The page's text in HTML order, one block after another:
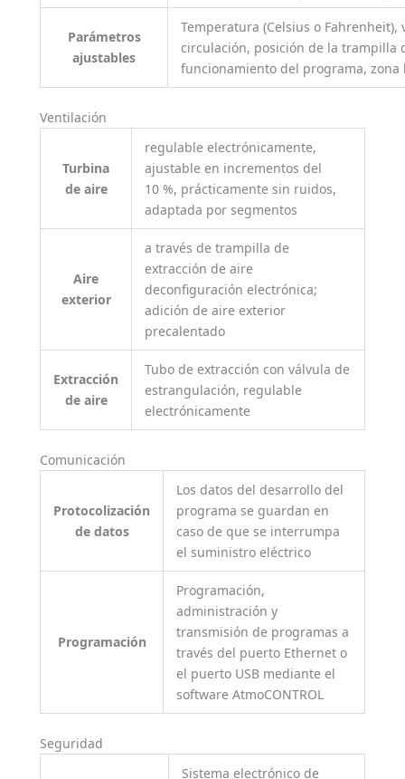
Parámetros
ajustables
Temperatura (Celsius o
circulación, posición de la trampilla
funcionamiento del programa,
Ventilación
Turbina
de aire
regulable electrónicamente,
ajustable en incrementos del
10 %, prácticamente sin ruidos,
adaptada por segmentos
Aire
exterior
a través de trampilla de
extracción de aire
deconfiguración electrónica;
adición de aire exterior
precalentado
Extracción
de aire
Tubo de extracción con válvula de
estrangulación, regulable
electrónicamente
Comunicación
Protocolización
de datos
Los datos del desarrollo del
programa se guardan en
caso de que se interrumpa
el suministro eléctrico
Programación
Programación,
administración y
transmisión de programas a
través del puerto Ethernet o
el puerto USB mediante el
software AtmoCONTROL
Seguridad
Sistema electrónico de